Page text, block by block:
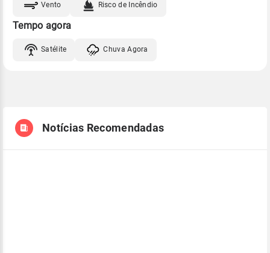
Vento Risco de Incêndio
Tempo agora
Satélite Chuva Agora
Notícias Recomendadas